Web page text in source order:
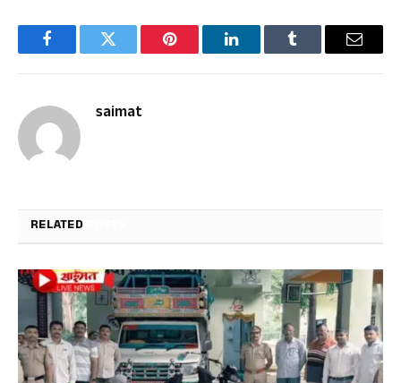
FacebookTwitter Pinterest LinkedInTumblr Email
saimat
RELATED